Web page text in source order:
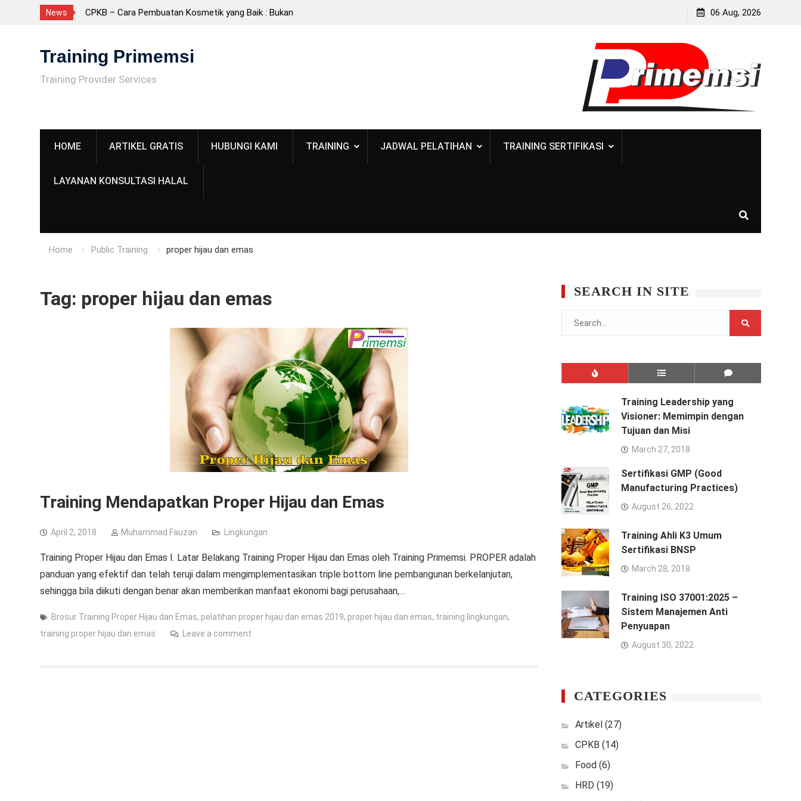
News
CPKB – Cara Pembuatan Kosmetik yang Baik : Bukan
CPKB
ISO 22716 adalah? Panduan Lengkap GMP Kosmetik
06 Aug, 2026
Training Primemsi
Training Provider Services
HOME ARTIKEL GRATIS HUBUNGI KAMI TRAINING JADWAL PELATIHAN TRAINING SERTIFIKASI
LAYANAN KONSULTASI HALAL
Home Public Training proper hijau dan emas
Tag: proper hijau dan emas
Training Mendapatkan Proper Hijau dan Emas
April 2, 2018 Muhammad Fauzan Lingkungan
Training Proper Hijau dan Emas I. Latar Belakang Training Proper Hijau dan Emas oleh Training Primemsi. PROPER adalah
panduan yang efektif dan telah teruji dalam mengimplementasikan triple bottom line pembangunan berkelanjutan,
sehingga bila diikuti dengan benar akan memberikan manfaat ekonomi bagi perusahaan,…
Brosur Training Proper Hijau dan Emas, pelatihan proper hijau dan emas 2019, proper hijau dan emas, training lingkungan,
training proper hijau dan emas
Leave a comment
SEARCH IN SITE
Search
Training Leadership yang
Visioner: Memimpin dengan
Tujuan dan Misi
March 27, 2018
Sertifikasi GMP (Good
Manufacturing Practices)
August 26, 2022
Training Ahli K3 Umum
Sertifikasi BNSP
March 28, 2018
Training ISO 37001:2025 –
Sistem Manajemen Anti
Penyuapan
August 30, 2022
CATEGORIES
Artikel (27)
CPKB (14)
Food (6)
HRD (19)